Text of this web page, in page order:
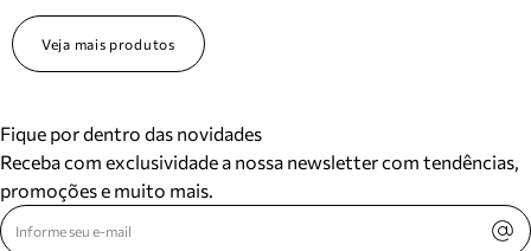
Veja mais produtos
Fique por dentro das novidades
Receba com exclusividade a nossa newsletter com tendências,
promoções e muito mais.